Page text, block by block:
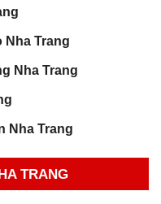
Nha Trang
Nha Trang
Nha Trang
TRANG